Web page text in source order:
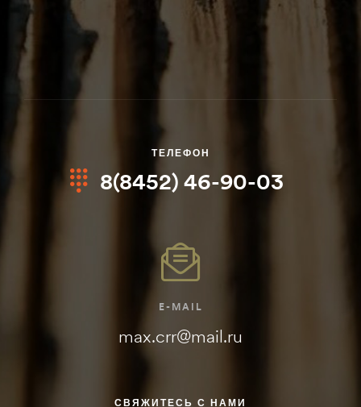
ТЕЛЕФОН
8(8452) 46-90-03
E-MAIL
max.crr@mail.ru
СВЯЖИТЕСЬ С НАМИ